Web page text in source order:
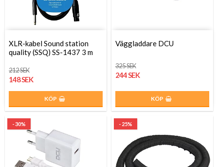
XLR-kabel Sound station
quality (SSQ) SS-1437 3 m
212 SEK
148 SEK
KÖP
Väggladdare DCU
325 SEK
244 SEK
KÖP
- 30% - 25%